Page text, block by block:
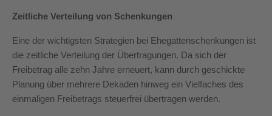
Zeitliche Verteilung von Schenkungen
Eine der wichtigsten Strategien bei Ehegattenschenkungen ist
die zeitliche Verteilung der Übertragungen. Da sich der
Freibetrag alle zehn Jahre erneuert, kann durch geschickte
Planung über mehrere Dekaden hinweg ein Vielfaches des
einmaligen Freibetrags steuerfrei übertragen werden.